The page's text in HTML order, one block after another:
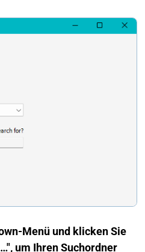
Menü und klicken Sie
um Ihren Suchordner